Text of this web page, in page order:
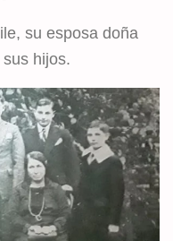
su esposa doña
hijos.